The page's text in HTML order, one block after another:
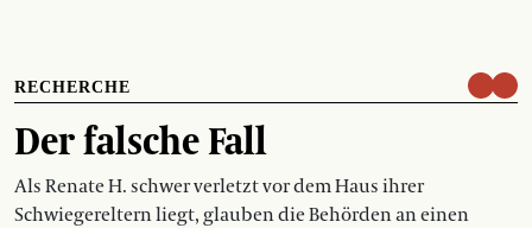
RECHERCHE
Der falsche Fall
Als Renate H. schwer verletzt vor dem Haus ihrer
Schwiegereltern liegt, glauben die Behörden an einen